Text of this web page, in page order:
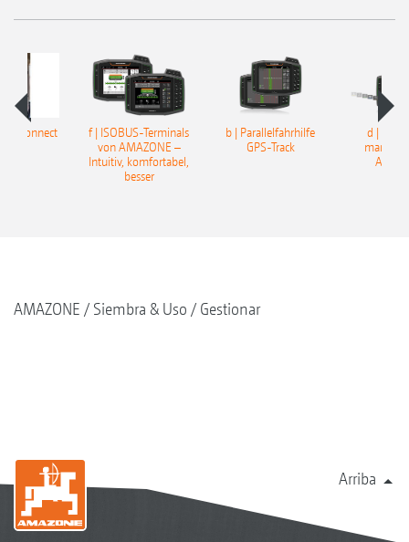
Connect
f | ISOBUS-Terminals
von AMAZONE –
Intuitiv, komfortabel,
besser
b | Parallelfahrhilfe
GPS-Track
d |
mando
AMAZONE Siembra & Uso Gestionar
Arriba